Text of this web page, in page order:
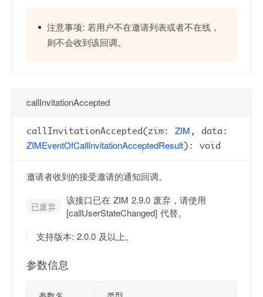
注意事项: 若用户不在邀请列表或者不在线，
则不会收到该回调。
callInvitationAccepted
callInvitationAccepted(zim: ZIM , data:
ZIMEventOfCallInvitationAcceptedResult): void
邀请者收到的接受邀请的通知回调。
已废弃
该接口已在 ZIM 2.9.0 废弃，请使用
[callUserStateChanged] 代替。
支持版本: 2.0.0 及以上。
参数信息